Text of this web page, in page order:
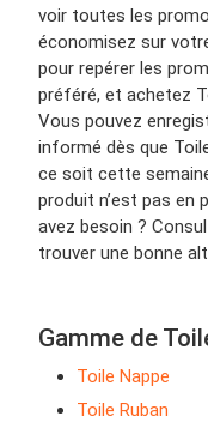
voir toutes les
économisez sur
pour repérer les
préféré, et achetez
Vous pouvez
informé dès que
ce soit cette
produit n’est pas en
avez besoin ?
trouver une bonne
Gamme de
Toile Nappe
Toile Ruban